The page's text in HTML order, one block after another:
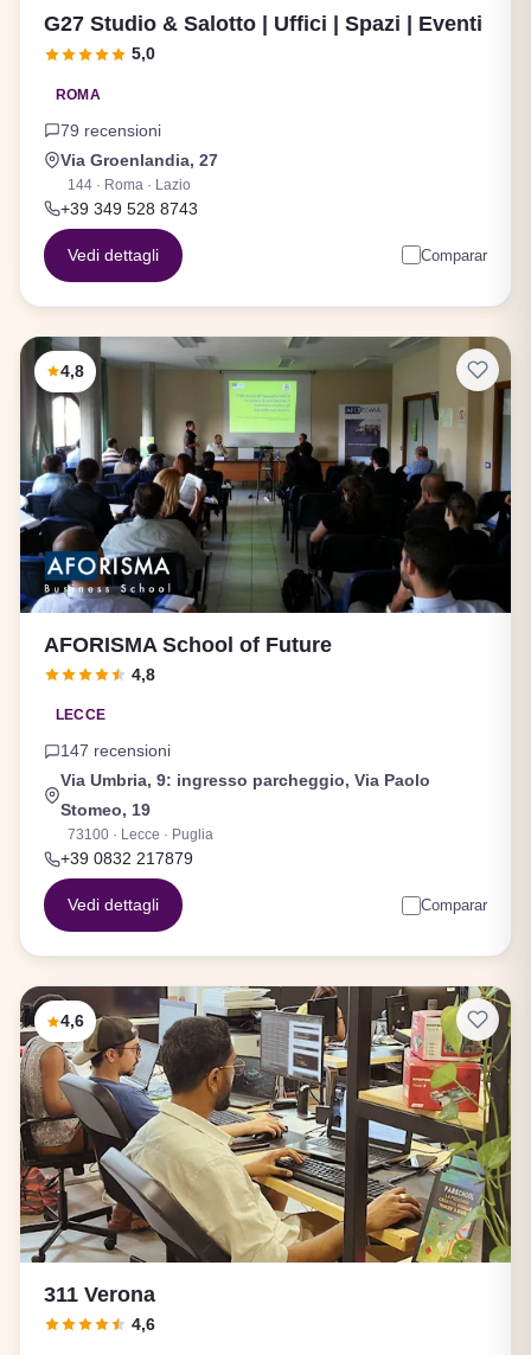
G27 Studio & Salotto | Uffici | Spazi | Eventi
5,0
ROMA
79 recensioni
Via Groenlandia, 27
144 · Roma · Lazio
+39 349 528 8743
Vedi dettagli Comparar
4,8
AFORISMA School of Future
4,8
LECCE
147 recensioni
Via Umbria, 9: ingresso parcheggio, Via Paolo
Stomeo, 19
73100 · Lecce · Puglia
+39 0832 217879
Vedi dettagli Comparar
4,6
311 Verona
4,6